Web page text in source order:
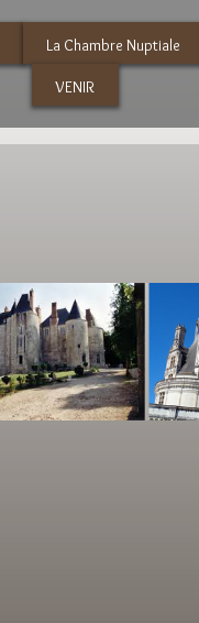
La Chambre Nuptiale
VENIR